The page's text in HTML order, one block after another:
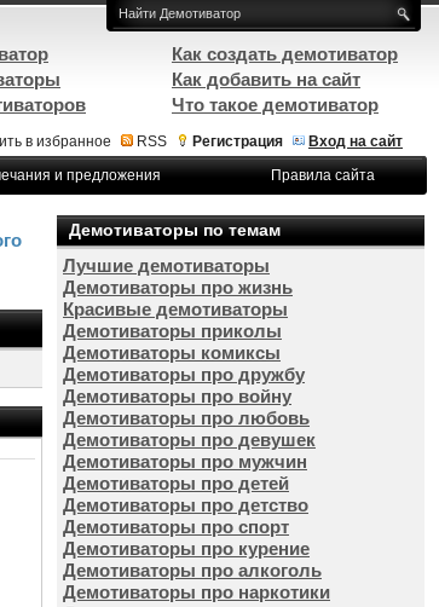
в избранное RSS Регистрация
Вход на сайт
и предложения Правила сайта
Демотиваторы по темам
Лучшие демотиваторы
Демотиваторы про жизнь
Красивые демотиваторы
Демотиваторы приколы
Демотиваторы комиксы
Демотиваторы про дружбу
Демотиваторы про войну
Демотиваторы про любовь
Демотиваторы про девушек
Демотиваторы про мужчин
Демотиваторы про детей
Демотиваторы про детство
Демотиваторы про спорт
Демотиваторы про курение
Демотиваторы про алкоголь
Демотиваторы про наркотики
Как создать демотиватор
Как добавить на сайт
Что такое демотиватор